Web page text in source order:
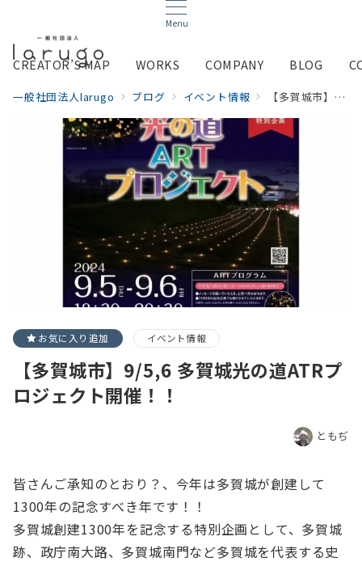
Menu
CREATOR’S MAP WORKS COMPANY BLOG
一般社団法人larugo ブログ イベント情報 【多賀城市】9/5,6 多賀城光の道ATRプロジェクト開催！！
お気に入り追加 イベント情報
【多賀城市】9/5,6 多賀城光の道ATRプ
ロジェクト開催！！
ともぢ
皆さんご承知のとおり？、今年は多賀城が創建して
1300年の記念すべき年です！！
多賀城創建1300年を記念する特別企画として、多賀城
跡、政庁南大路、多賀城南門など多賀城を代表する史